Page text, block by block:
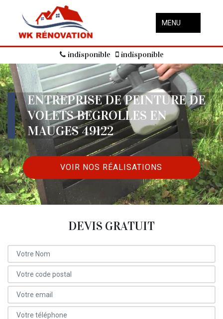
MENU
indisponible indisponible
ENTREPRISE DE PEINTURE DE
VOLETS BEGROLLES EN
MAUGES 49122
VOIR NOS RÉALISATIONS
DEVIS GRATUIT